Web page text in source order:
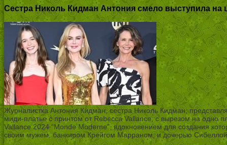
Сестра Николь Кидман Антония смело выступила на
Журналистка Антония Кидман, сестра Николь Кидман,
миди-платье с принтом от Rebecca Vallance, с вырезом на
Vallance 2024 “Monde Moderne”, вдохновением для создания
своим мужем, банкиром Крейгом Марраном, и дочерью